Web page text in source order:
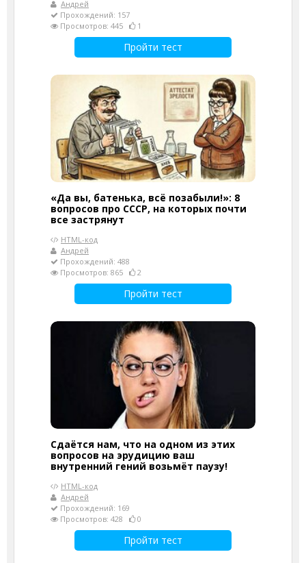
Андрей
Прохождений: 157
Просмотров: 445
1
Пройти тест
«Да вы, батенька, всё позабыли!»: 8
вопросов про СССР, на которых почти
все застрянут
HTML-код
Андрей
Прохождений: 488
Просмотров: 865
2
Пройти тест
Сдаётся нам, что на одном из этих
вопросов на эрудицию ваш
внутренний гений возьмёт паузу!
HTML-код
Андрей
Прохождений: 169
Просмотров: 428
0
Пройти тест